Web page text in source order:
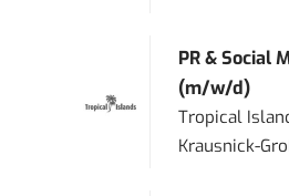
PR & Social
(m/w/d)
Tropical
Krausnick-